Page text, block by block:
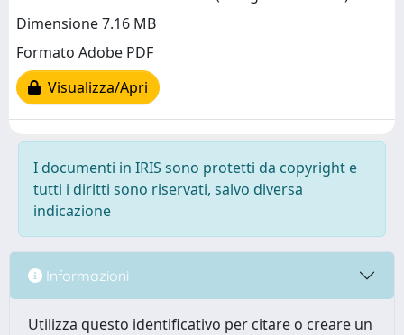
Dimensione 7.16 MB
Formato Adobe PDF
Visualizza/Apri
I documenti in IRIS sono protetti da copyright e
tutti i diritti sono riservati, salvo diversa
indicazione
Informazioni
Utilizza questo identificativo per citare o creare un